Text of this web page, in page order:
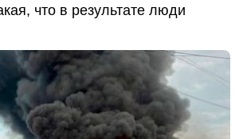
что в результате люди